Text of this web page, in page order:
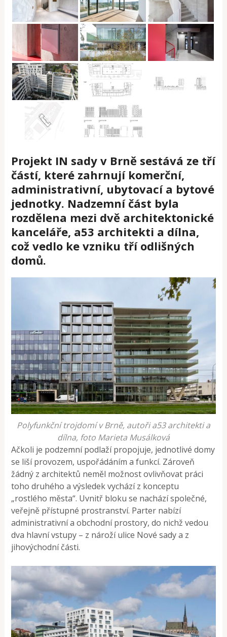
Projekt IN sady v Brně sestává ze tří
částí, které zahrnují komerční,
administrativní, ubytovací a bytové
jednotky. Nadzemní část byla
rozdělena mezi dvě architektonické
kanceláře, a53 architekti a dílna,
což vedlo ke vzniku tří odlišných
domů.
Polyfunkční trojdomí v Brně, autoři a53 architekti a
dílna, foto Marieta Musálková
Ačkoli je podzemní podlaží propojuje, jednotlivé domy
se liší provozem, uspořádáním a funkcí. Zároveň
žádný z architektů neměl možnost ovlivňovat práci
toho druhého a výsledek vychází z konceptu
„rostlého města“. Uvnitř bloku se nachází společné,
veřejně přístupné prostranství. Parter nabízí
administrativní a obchodní prostory, do nichž vedou
dva hlavní vstupy – z nároží ulice Nové sady a z
jihovýchodní části.